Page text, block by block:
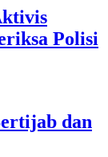
Polisi
dan